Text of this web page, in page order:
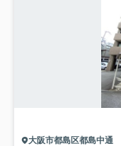
大阪市都島区都島中通